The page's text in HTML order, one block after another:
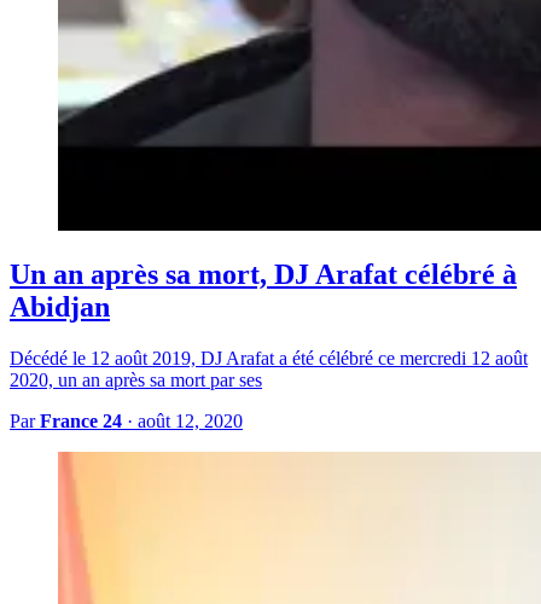
Un an après sa mort, DJ Arafat célébré à
Abidjan
Décédé le 12 août 2019, DJ Arafat a été célébré ce mercredi 12 août
2020, un an après sa mort par ses
ParFrance 24 · août 12, 2020